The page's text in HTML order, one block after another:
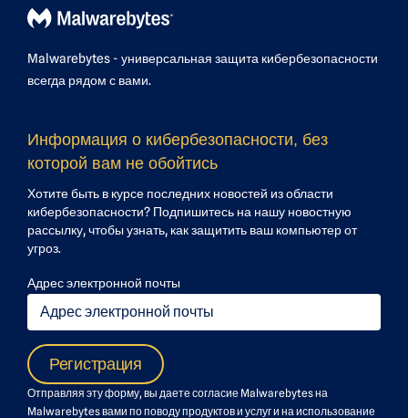
Malwarebytes - универсальная защита кибербезопасности
всегда рядом с вами.
Информация о кибербезопасности, без
которой вам не обойтись
Хотите быть в курсе последних новостей из области
кибербезопасности? Подпишитесь на нашу новостную
рассылку, чтобы узнать, как защитить ваш компьютер от
угроз.
Адрес электронной почты
Отправляя эту форму, вы даете согласие Malwarebytes на
Malwarebytes вами по поводу продуктов и услуг и на использование